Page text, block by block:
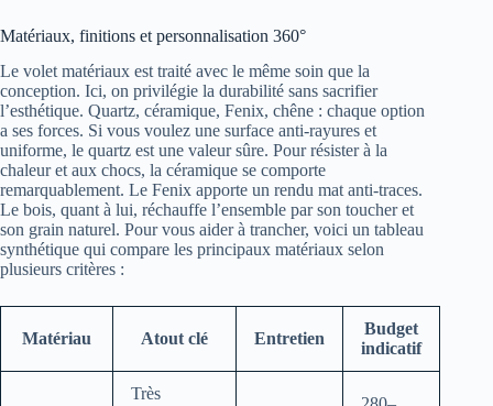
Matériaux, finitions et personnalisation 360°
Le volet matériaux est traité avec le même soin que la
conception. Ici, on privilégie la durabilité sans sacrifier
l’esthétique. Quartz, céramique, Fenix, chêne : chaque option
a ses forces. Si vous voulez une surface anti‑rayures et
uniforme, le quartz est une valeur sûre. Pour résister à la
chaleur et aux chocs, la céramique se comporte
remarquablement. Le Fenix apporte un rendu mat anti‑traces.
Le bois, quant à lui, réchauffe l’ensemble par son toucher et
son grain naturel. Pour vous aider à trancher, voici un tableau
synthétique qui compare les principaux matériaux selon
plusieurs critères :
Matériau Atout clé Entretien
Budget
indicatif
Très